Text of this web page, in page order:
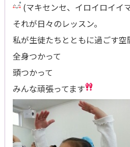
(マキセンセ、イロイロイイ
それが日々のレッスン。
私が生徒たちとともに過ごす空
全身つかって
頭つかって
みんな頑張ってます